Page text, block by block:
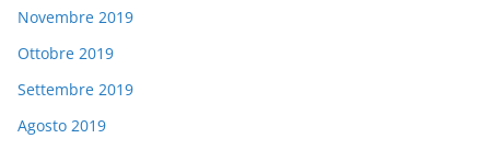
Novembre 2019
Ottobre 2019
Settembre 2019
Agosto 2019